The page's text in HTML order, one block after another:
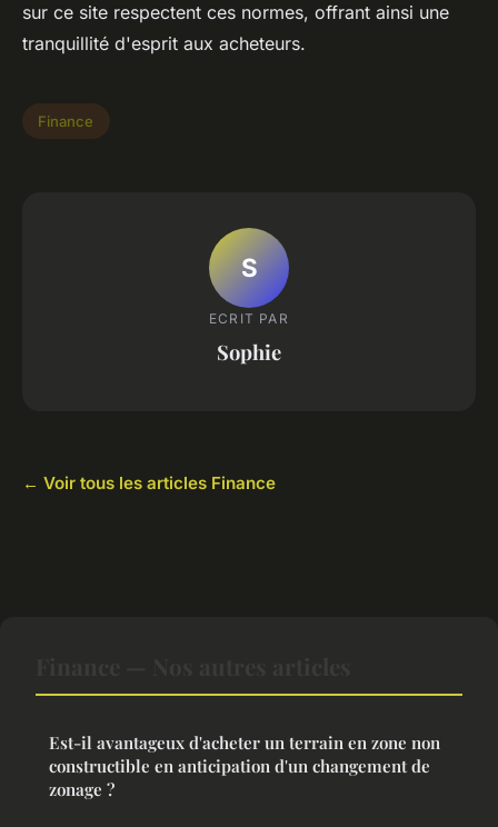
sur ce site respectent ces normes, offrant ainsi une
tranquillité d'esprit aux acheteurs.
Finance
S
ECRIT PAR
Sophie
← Voir tous les articles Finance
Est-il avantageux d'acheter un terrain en zone non
constructible en anticipation d'un changement de
zonage ?